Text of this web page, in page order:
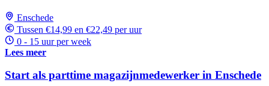
Enschede
Tussen €14,99 en €22,49 per uur
0 - 15 uur per week
Lees meer
Start als parttime magazijnmedewerker in Enschede